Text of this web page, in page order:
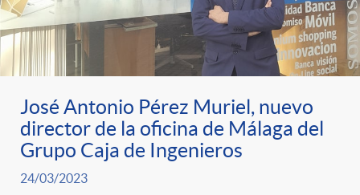
José Antonio Pérez Muriel, nuevo
director de la oficina de Málaga del
Grupo Caja de Ingenieros
24/03/2023